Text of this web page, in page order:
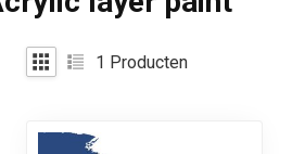
1 Producten